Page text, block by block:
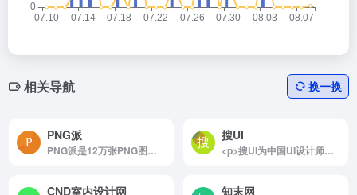
相关导航 换一换
PNG派
PNG派是12万张PNG图片免费下载,禁止商用
搜UI
<p>搜UI为中国UI设计师提供专业的UI设计作品交易平台。打造国内优质的UI设计作品交易，售卖，下载，学习，交流社区网站。聚合ui设计，ui素材、ui设计教程，界面设计，交互设计，网页设计，图标等UI设计模板资源，为UI设计师减少70%加班时间。</p>
CND室内设计网 知末网